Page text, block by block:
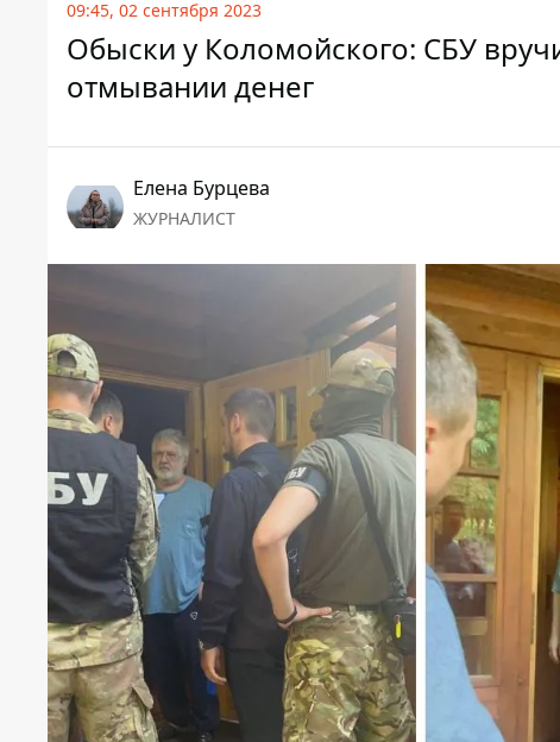
09:45, 02 сентября 2023
Обыски у Коломойского: СБУ
отмывании денег
Елена Бурцева
ЖУРНАЛИСТ